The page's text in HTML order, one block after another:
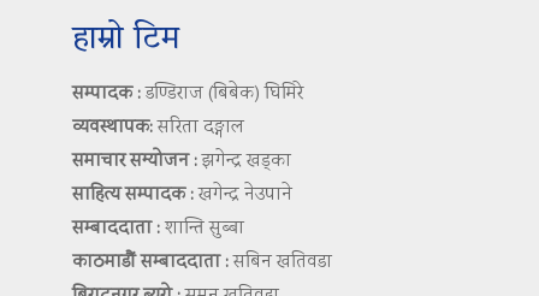
हाम्रो टिम
सम्पादक :डण्डिराज (बिबेक) घिमिरे
व्यवस्थापक:सरिता दङ्गाल
समाचार सम्योजन :झगेन्द्र खड्का
साहित्य सम्पादक :खगेन्द्र नेउपाने
सम्बाददाता :शान्ति सुब्बा
काठमाडौं सम्बाददाता :सबिन खतिवडा